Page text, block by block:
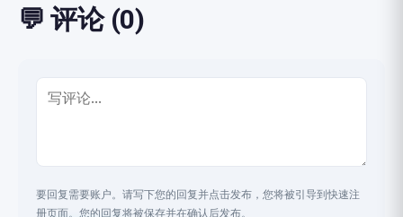
💬 评论 (0)
要回复需要账户。请写下您的回复并点击发布，您将被引导到快速注
册页面。您的回复将被保存并在确认后发布。